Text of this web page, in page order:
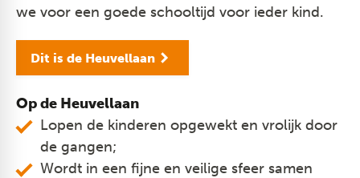
we voor een goede schooltijd voor ieder kind.
Dit is de Heuvellaan
Op de Heuvellaan
Lopen de kinderen opgewekt en vrolijk door
de gangen;
Wordt in een fijne en veilige sfeer samen